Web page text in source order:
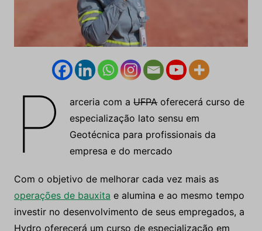
P arceria com a
especialização lato sensu em
Geotécnica para profissionais da
empresa e do mercado